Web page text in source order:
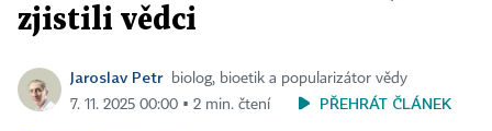
zjistili vědci
Jaroslav Petr
biolog, bioetik a popularizátor vědy
7. 11. 2025 00:00 ▪ 2 min. čtení
PŘEHRÁT ČLÁNEK